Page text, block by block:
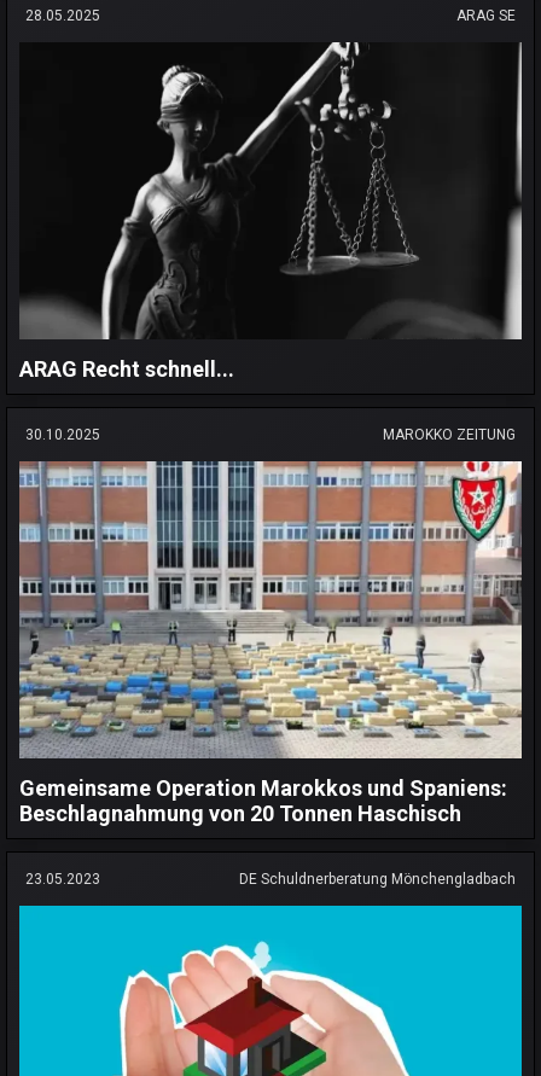
28.05.2025 ARAG SE
ARAG Recht schnell...
30.10.2025 MAROKKO ZEITUNG
Gemeinsame Operation Marokkos und Spaniens:
Beschlagnahmung von 20 Tonnen Haschisch
23.05.2023 DE Schuldnerberatung Mönchengladbach